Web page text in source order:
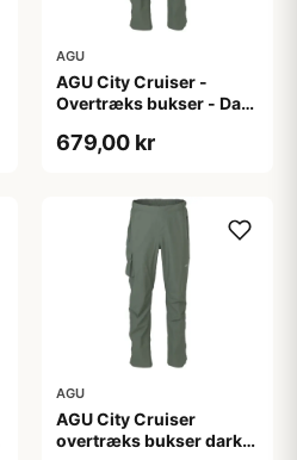
AGU
AGU City Cruiser -
Overtræks bukser - Dark
679,00 kr
AGU
AGU City Cruiser
overtræks bukser dark